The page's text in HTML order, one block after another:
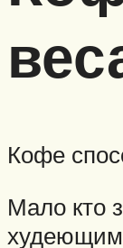
Кофе
Мало кто
худеющим